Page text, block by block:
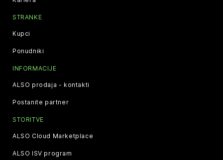
STRANKE
Kupci
Ponudniki
INFORMACIJE
ALSO prodaja - kontakti
Postanite partner
STORITVE
ALSO Cloud Marketplace
ALSO ISV program